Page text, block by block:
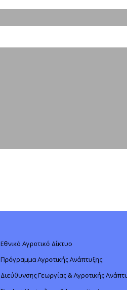
Εθνικό Αγροτικό Δίκτυο
Πρόγραμμα Αγροτικής Ανάπτυξης
Διεύθυνσης Γεωργίας & Αγροτικής